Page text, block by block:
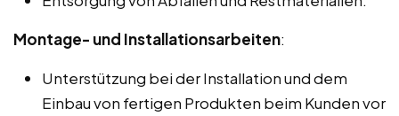
Montage- und Installationsarbeiten:
Unterstützung bei der Installation und dem
Einbau von fertigen Produkten beim Kunden vor